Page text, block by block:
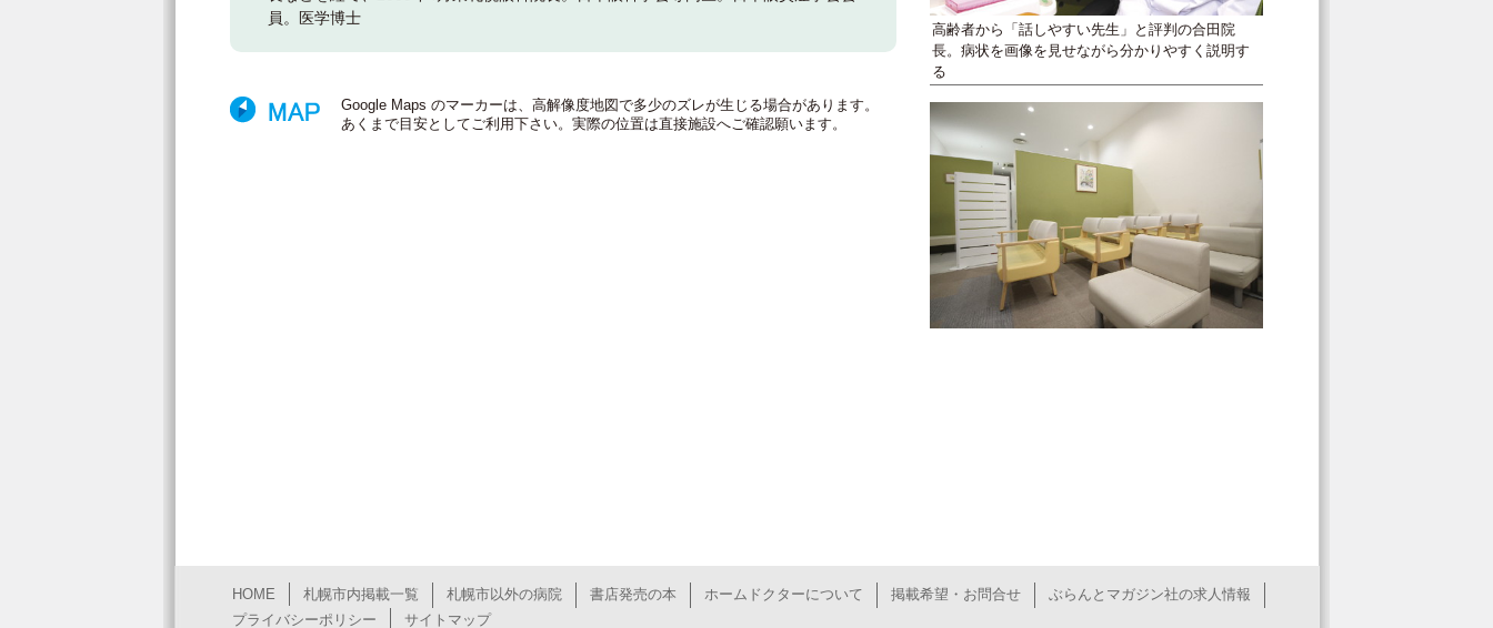
員。医学博士
Google Maps のマーカーは、高解像度地図で多少のズレが生じる場合があります。
あくまで目安としてご利用下さい。実際の位置は直接施設へご確認願います。
高齢者から「話しやすい先生」と評判の合田院
長。病状を画像を見せながら分かりやすく説明す
る
HOME 札幌市内掲載一覧 札幌市以外の病院 書店発売の本 ホームドクターについて 掲載希望・お問合せ
ぶらんとマガジン社の求人情報
プライバシーポリシー
サイトマップ